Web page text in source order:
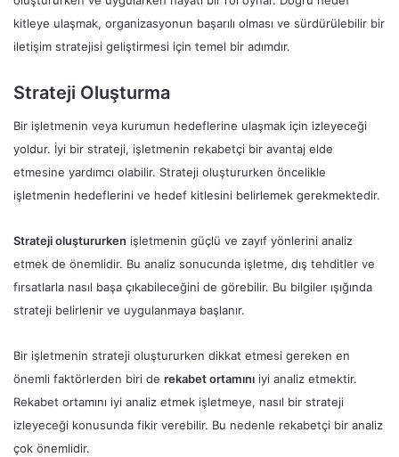
kitleye ulaşmak, organizasyonun başarılı olması ve sürdürülebilir bir
iletişim stratejisi geliştirmesi için temel bir adımdır.
Strateji Oluşturma
Bir işletmenin veya kurumun hedeflerine ulaşmak için izleyeceği
yoldur. İyi bir strateji, işletmenin rekabetçi bir avantaj elde
etmesine yardımcı olabilir. Strateji oluştururken öncelikle
işletmenin hedeflerini ve hedef kitlesini belirlemek gerekmektedir.
Strateji oluştururken işletmenin güçlü ve zayıf yönlerini analiz
etmek de önemlidir. Bu analiz sonucunda işletme, dış tehditler ve
fırsatlarla nasıl başa çıkabileceğini de görebilir. Bu bilgiler ışığında
strateji belirlenir ve uygulanmaya başlanır.
Bir işletmenin strateji oluştururken dikkat etmesi gereken en
önemli faktörlerden biri de rekabet ortamını iyi analiz etmektir.
Rekabet ortamını iyi analiz etmek işletmeye, nasıl bir strateji
izleyeceği konusunda fikir verebilir. Bu nedenle rekabetçi bir analiz
çok önemlidir.